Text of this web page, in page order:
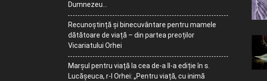
Dumnezeu…
Recunoștință și binecuvântare pentru mamele
dătătoare de viață – din partea preoților
Vicariatului Orhei
Marșul pentru viață la cea de-a II-a ediție în s.
Lucășeuca, r-l Orhei: „Pentru viață, cu inimă